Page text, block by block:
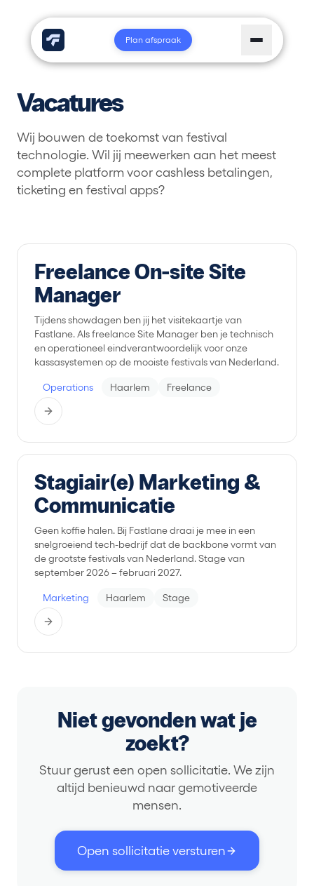
Plan afspraak
Vacatures
Wij bouwen de toekomst van festival
technologie. Wil jij meewerken aan het meest
complete platform voor cashless betalingen,
ticketing en festival apps?
Freelance On-site Site
Manager
Tijdens showdagen ben jij het visitekaartje van
Fastlane. Als freelance Site Manager ben je technisch
en operationeel eindverantwoordelijk voor onze
kassasystemen op de mooiste festivals van Nederland.
Operations Haarlem Freelance
Stagiair(e) Marketing &
Communicatie
Geen koffie halen. Bij Fastlane draai je mee in een
snelgroeiend tech-bedrijf dat de backbone vormt van
de grootste festivals van Nederland. Stage van
september 2026 – februari 2027.
Marketing Haarlem Stage
Niet gevonden wat je
zoekt?
Stuur gerust een open sollicitatie. We zijn
altijd benieuwd naar gemotiveerde
mensen.
Open sollicitatie versturen